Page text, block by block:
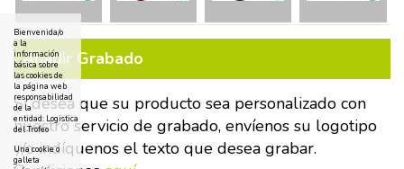
Añadir Grabado
Si desea que su producto sea personalizado con
nuestro servicio de grabado, envíenos su logotipo
y/o indíquenos el texto que desea grabar.
Bienvenida/o
a la
información
básica sobre
las cookies de
la página web
responsabilidad
de la
entidad: Logistica
del Trofeo
Una cookie o
galleta